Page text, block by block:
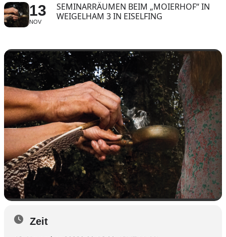
13
NOV
SEMINARRÄUMEN BEIM „MOIERHOF“ IN
WEIGELHAM 3 IN EISELFING
Zeit